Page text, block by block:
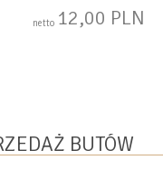
netto 12,00 PLN
BUTÓW